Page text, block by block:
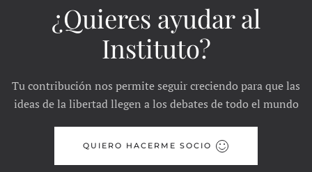
¿Quieres ayudar al
Instituto?
Tu contribución nos permite seguir creciendo para que las
ideas de la libertad llegen a los debates de todo el mundo
QUIERO HACERME SOCIO